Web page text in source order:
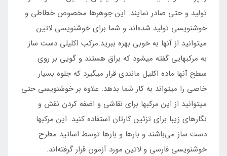
تولید و حتی صادر نمایند. این جوهرها مخصوص خطاطی و
خوشنویسی تولید شده‌اند و شما برای خوشنویسی لاتین
میتوانید از آنها به خوبی بهره ببرید.مرکب اکلیلی دست ساز
به مرکبهایی گفته میشود که براق هستند و گویی بر روی
سطح آنها ماده اکلیل مانندی قرار میگیرد که جلوه بسیار
خاصی را میتواند به کار شما بدهد. علاوه بر خوشنویسی حتی
میتوانید از این مرکبها برای نقاشی و اضفه کردن نقش و
نگارهای زیبا برای تزئین کارتان استفاده کنید. این مرکبها
دست ساز می‌باشند و بارها و بارها توسط اساتید مطرح
خوشنویسی فارسی و لاتین مورد آزمون قرار گرفته‌اند.